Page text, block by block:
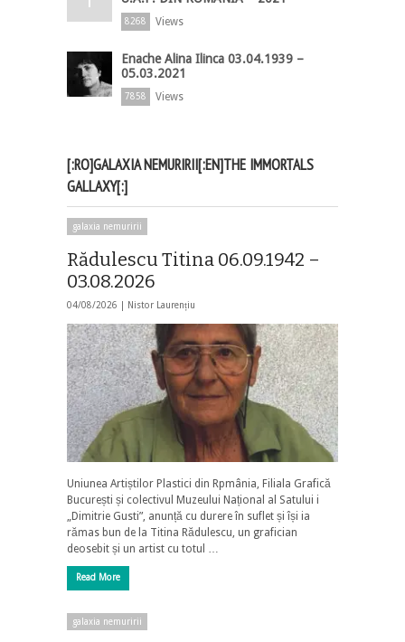
8268 Views
Enache Alina Ilinca 03.04.1939 –
05.03.2021
7858 Views
[:RO]GALAXIA NEMURIRII[:EN]THE IMMORTALS
GALLAXY[:]
galaxia nemuririi
Rădulescu Titina 06.09.1942 –
03.08.2026
04/08/2026 | Nistor Laurențiu
Uniunea Artiștilor Plastici din Rpmânia, Filiala Grafică
București și colectivul Muzeului Național al Satului i
„Dimitrie Gusti”, anunță cu durere în suflet și își ia
rămas bun de la Titina Rădulescu, un grafician
deosebit și un artist cu totul …
Read More
galaxia nemuririi